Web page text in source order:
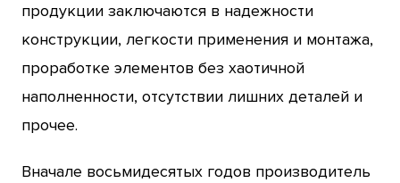
продукции заключаются в надежности
конструкции, легкости применения и монтажа,
проработке элементов без хаотичной
наполненности, отсутствии лишних деталей и
прочее.
Вначале восьмидесятых годов производитель